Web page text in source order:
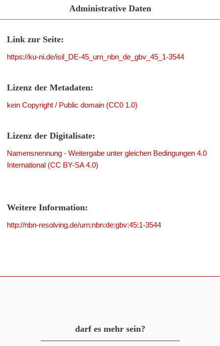
Administrative Daten
Link zur Seite:
https://ku-ni.de/isil_DE-45_urn_nbn_de_gbv_45_1-3544
Lizenz der Metadaten:
kein Copyright / Public domain (CC0 1.0)
Lizenz der Digitalisate:
Namensnennung - Weitergabe unter gleichen Bedingungen 4.0
International (CC BY-SA 4.0)
Weitere Information:
http://nbn-resolving.de/urn:nbn:de:gbv:45:1-3544
darf es mehr sein?